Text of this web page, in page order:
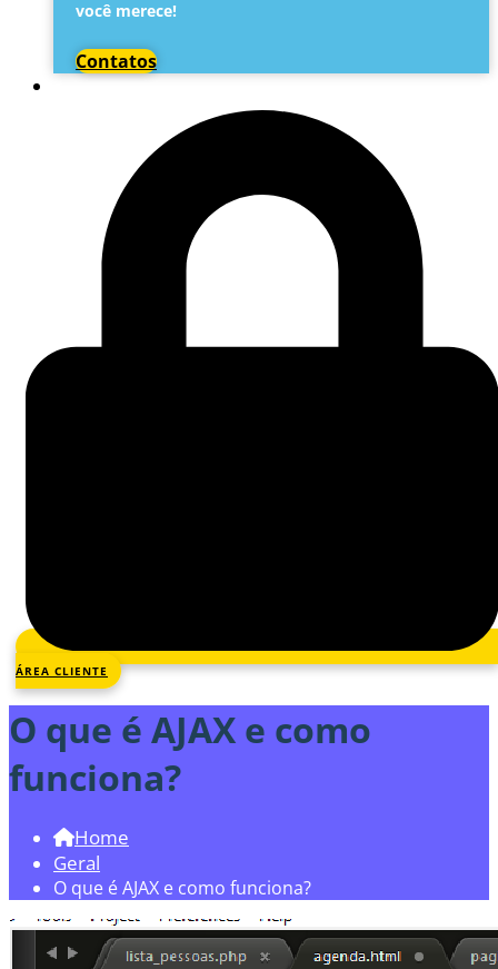
você merece!
Contatos
ÁREA CLIENTE
O que é AJAX e como
funciona?
Home
Geral
O que é AJAX e como funciona?